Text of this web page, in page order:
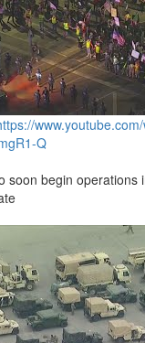
Q
soon begin operations